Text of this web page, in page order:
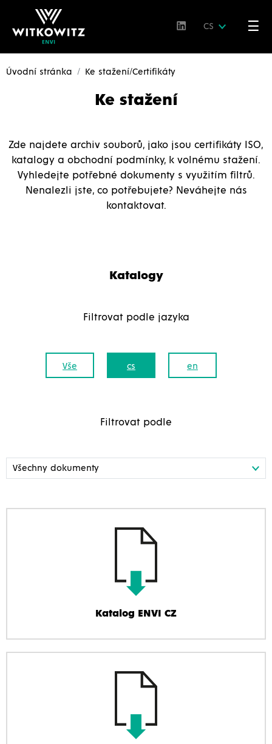
CS ☰
Úvodní stránka Ke stažení/Certifikáty
Ke stažení
Zde najdete archiv souborů, jako jsou certifikáty ISO,
katalogy a obchodní podmínky, k volnému stažení.
Vyhledejte potřebné dokumenty s využitím filtrů.
Nenalezli jste, co potřebujete? Neváhejte nás
kontaktovat.
Katalogy
Filtrovat podle jazyka
Vše cs en
Filtrovat podle
Katalog ENVI CZ